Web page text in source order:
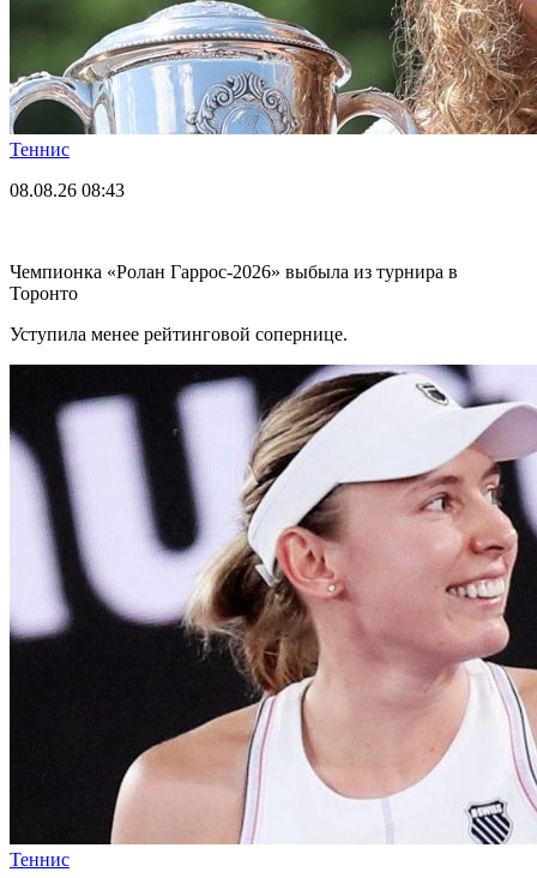
Теннис
08.08.26 08:43
Чемпионка «Ролан Гаррос-2026» выбыла из турнира в
Торонто
Уступила менее рейтинговой сопернице.
Теннис